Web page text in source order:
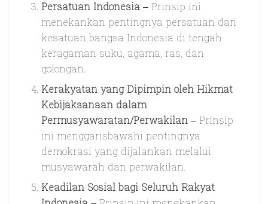
Persatuan Indonesia – Prinsip ini
menekankan pentingnya persatuan dan
kesatuan bangsa Indonesia di tengah
keragaman suku, agama, ras, dan
golongan.
Kerakyatan yang Dipimpin oleh Hikmat
Kebijaksanaan dalam
Permusyawaratan/Perwakilan – Prinsip
ini menggarisbawahi pentingnya
demokrasi yang dijalankan melalui
musyawarah dan perwakilan.
Keadilan Sosial bagi Seluruh Rakyat